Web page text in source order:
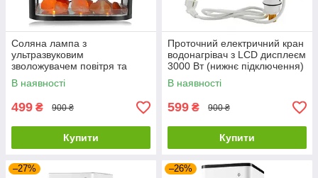
Соляна лампа з
ультразвуковим
зволожувачем повітря та
нічником Docsal Flame 3 в 1
В наявності
499 ₴ 900 ₴
Купити
Проточний електричний кран
водонагрівач з LCD дисплеєм
3000 Вт (нижнє підключення)
В наявності
599 ₴ 900 ₴
Купити
–27% –26%